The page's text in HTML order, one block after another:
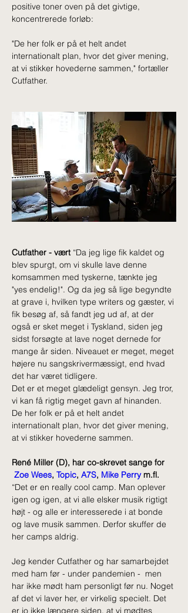
positive toner oven på det givtige,
koncentrerede forløb:
"De her folk er på et helt andet
internationalt plan, hvor det giver mening,
at vi stikker hovederne sammen," fortæller
Cutfather.
Cutfather - vært “Da jeg lige fik kaldet og
blev spurgt, om vi skulle lave denne
komsammen med tyskerne, tænkte jeg
"yes endelig!". Og da jeg så lige begyndte
at grave i, hvilken type writers og gæster, vi
fik besøg af, så fandt jeg ud af, at der
også er sket meget i Tyskland, siden jeg
sidst forsøgte at lave noget dernede for
mange år siden. Niveauet er meget, meget
højere nu sangskrivermæssigt, end hvad
det har været tidligere.
Det er et meget glædeligt gensyn. Jeg tror,
vi kan få rigtig meget gavn af hinanden.
De her folk er på et helt andet
internationalt plan, hvor det giver mening,
at vi stikker hovederne sammen.
René Miller (D), har co-skrevet sange for
Zoe Wees, Topic, A7S, Mike Perry m.fl.
“Det er en really cool camp. Man oplever
igen og igen, at vi alle elsker musik rigtigt
højt - og alle er interesserede i at bonde
og lave musik sammen. Derfor skuffer de
her camps aldrig.
Jeg kender Cutfather og har samarbejdet
med ham før - under pandemien -  men
har ikke mødt ham personligt før nu. Noget
af det vi laver her, er virkelig specielt. Det
er jo ikke længere siden, at vi mødtes